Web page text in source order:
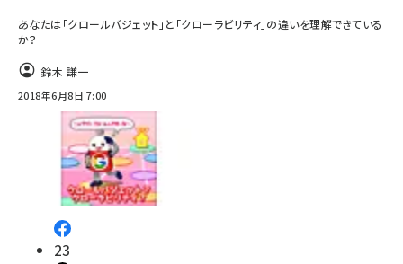
あなたは「クロールバジェット」と「クローラビリティ」の違いを理解できている
か？
鈴木 謙一
2018年6月8日 7:00
23